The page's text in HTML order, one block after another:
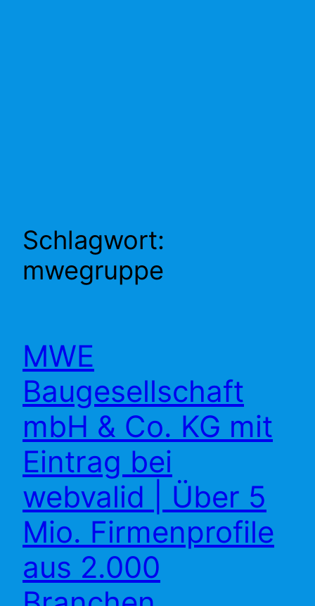
Schlagwort:
mwegruppe
MWE
Baugesellschaft
mbH & Co. KG mit
Eintrag bei
webvalid | Über 5
Mio. Firmenprofile
aus 2.000